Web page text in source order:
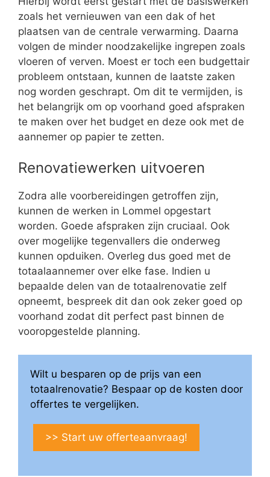
zoals het vernieuwen van een dak of het
plaatsen van de centrale verwarming. Daarna
volgen de minder noodzakelijke ingrepen zoals
vloeren of verven. Moest er toch een budgettair
probleem ontstaan, kunnen de laatste zaken
nog worden geschrapt. Om dit te vermijden, is
het belangrijk om op voorhand goed afspraken
te maken over het budget en deze ook met de
aannemer op papier te zetten.
Renovatiewerken uitvoeren
Zodra alle voorbereidingen getroffen zijn,
kunnen de werken in Lommel opgestart
worden. Goede afspraken zijn cruciaal. Ook
over mogelijke tegenvallers die onderweg
kunnen opduiken. Overleg dus goed met de
totaalaannemer over elke fase. Indien u
bepaalde delen van de totaalrenovatie zelf
opneemt, bespreek dit dan ook zeker goed op
voorhand zodat dit perfect past binnen de
vooropgestelde planning.
Wilt u besparen op de prijs van een
totaalrenovatie? Bespaar op de kosten door
offertes te vergelijken.
>> Start uw offerteaanvraag!